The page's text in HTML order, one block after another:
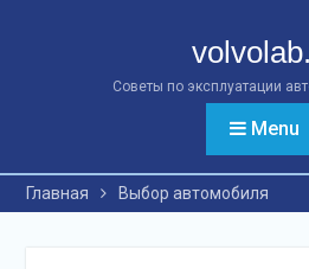
Советы по эксплуатации
Menu
Главная Выбор автомобиля